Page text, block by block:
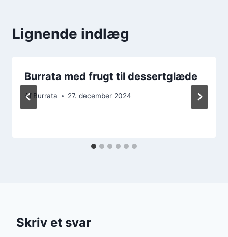
Lignende indlæg
Burrata med frugt til dessertglæde
Af Burrata 27. december 2024
Skriv et svar